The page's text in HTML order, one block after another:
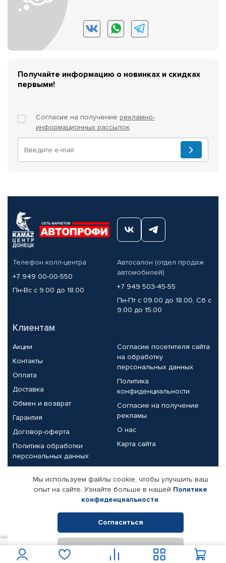
Получайте информацию о новинках и скидках
первыми!
Согласие на получение рекламно-
информационных рассылок
Телефон колл-центра
+7 949 00-00-550
Пн-Вс с 9.00 до 18.00
Автосалон (отдел продаж
автомобилей)
+7 949 503-45-55
Пн-Пт с 09.00 до 18.00, Сб с
9.00 до 15.00
Клиентам
Акции
Контакты
Оплата
Доставка
Обмен и возврат
Гарантия
Договор-оферта
Политика обработки
персональных данных
Согласие посетителя сайта
на обработку
персональных данных
Политика
конфиденциальности
Согласие на получение
рекламы
О нас
Карта сайта
Партнерам
Корпоративным клиентам
Поставщикам
Реквизиты компании
© КАМАЗ ЦЕНТР ДОНЕЦК, 2015-2026. Все права защищены.
Интернет-магазин автомобильных товаров Автопрофи.
Мы используем файлы cookie, чтобы улучшить ваш
опыт на сайте. Узнайте больше в нашей Политике
конфиденциальности.
Согласиться
Отклонить
В корзину